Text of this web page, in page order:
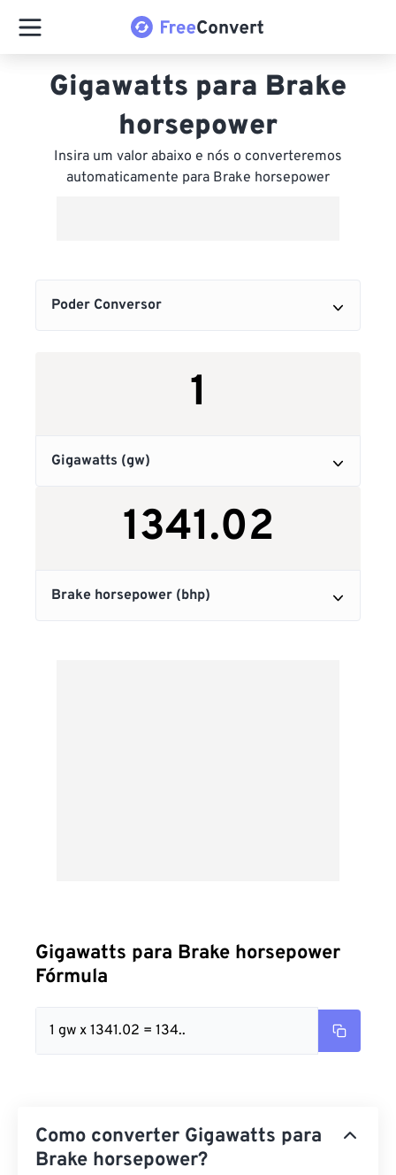
Gigawatts para Brake
horsepower
Insira um valor abaixo e nós o converteremos
automaticamente para Brake horsepower
Gigawatts para Brake horsepower
Fórmula
1 gw x 1341.02 = 134..
Como converter Gigawatts para
Brake horsepower?